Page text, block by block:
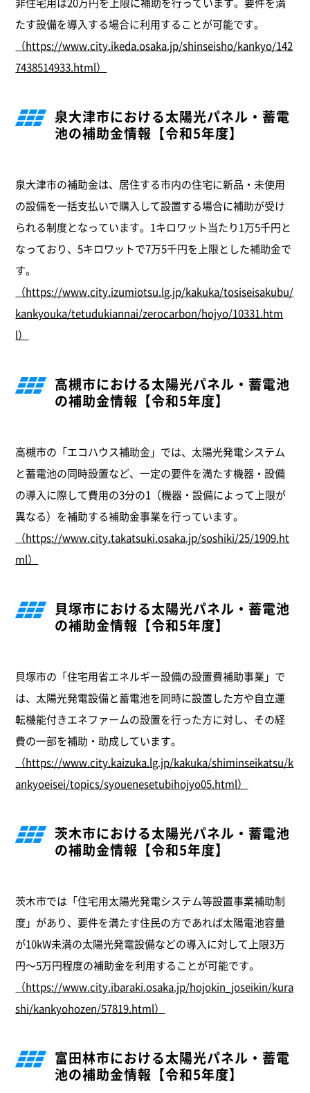
たす設備を導入する場合に利用することが可能です。
（https://www.city.ikeda.osaka.jp/shinseisho/kankyo/142
7438514933.html）
泉大津市における太陽光パネル・蓄電
池の補助金情報【令和5年度】
泉大津市の補助金は、居住する市内の住宅に新品・未使用
の設備を一括支払いで購入して設置する場合に補助が受け
られる制度となっています。1キロワット当たり1万5千円と
なっており、5キロワットで7万5千円を上限とした補助金で
す。
（https://www.city.izumiotsu.lg.jp/kakuka/tosiseisakubu/
kankyouka/tetudukiannai/zerocarbon/hojyo/10331.htm
l）
高槻市における太陽光パネル・蓄電池
の補助金情報【令和5年度】
高槻市の「エコハウス補助金」では、太陽光発電システム
と蓄電池の同時設置など、一定の要件を満たす機器・設備
の導入に際して費用の3分の1（機器・設備によって上限が
異なる）を補助する補助金事業を行っています。
（https://www.city.takatsuki.osaka.jp/soshiki/25/1909.ht
ml）
貝塚市における太陽光パネル・蓄電池
の補助金情報【令和5年度】
貝塚市の「住宅用省エネルギー設備の設置費補助事業」で
は、太陽光発電設備と蓄電池を同時に設置した方や自立運
転機能付きエネファームの設置を行った方に対し、その経
費の一部を補助・助成しています。
（https://www.city.kaizuka.lg.jp/kakuka/shiminseikatsu/k
ankyoeisei/topics/syouenesetubihojyo05.html）
茨木市における太陽光パネル・蓄電池
の補助金情報【令和5年度】
茨木市では「住宅用太陽光発電システム等設置事業補助制
度」があり、要件を満たす住民の方であれば太陽電池容量
が10kW未満の太陽光発電設備などの導入に対して上限3万
円～5万円程度の補助金を利用することが可能です。
（https://www.city.ibaraki.osaka.jp/hojokin_joseikin/kura
shi/kankyohozen/57819.html）
富田林市における太陽光パネル・蓄電
池の補助金情報【令和5年度】